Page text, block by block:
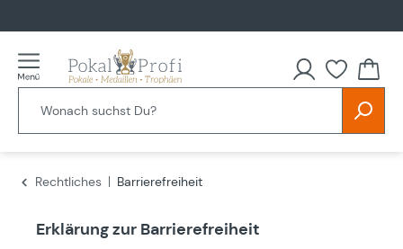
Rechtliches Barrierefreiheit
Erklärung zur Barrierefreiheit